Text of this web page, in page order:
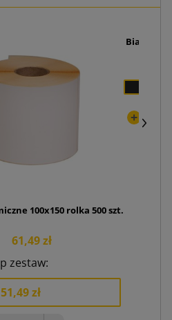
100x150 rolka 500 szt.
61,49 zł
Biała
zestaw:
zł